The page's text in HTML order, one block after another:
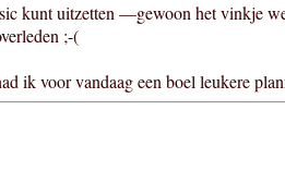
kunt uitzetten —gewoon het vinkje
;-(
ik voor vandaag een boel leukere